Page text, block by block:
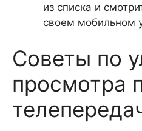
из списка и
своем мобильном
Советы по
просмотра